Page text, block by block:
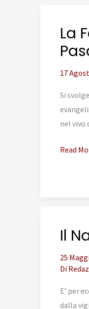
La
17
Si
nel vivo
La
Read
Il
25
Di
E’ per
dalla